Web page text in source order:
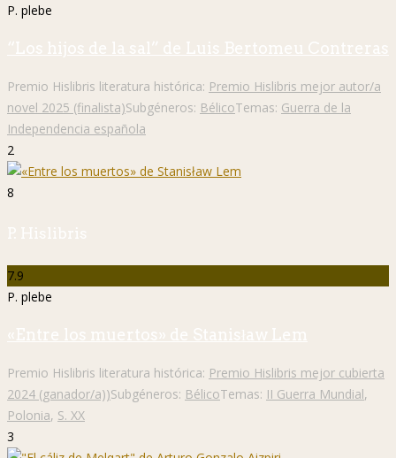
P. plebe
“Los hijos de la sal” de Luis Bertomeu Contreras
Premio Hislibris literatura histórica: Premio Hislibris mejor autor/a
novel 2025 (finalista)Subgéneros: BélicoTemas: Guerra de la
Independencia española
2
8
P. Hislibris
7.9
P. plebe
«Entre los muertos» de Stanisław Lem
Premio Hislibris literatura histórica: Premio Hislibris mejor cubierta
2024 (ganador/a))Subgéneros: BélicoTemas: II Guerra Mundial,
Polonia, S. XX
3